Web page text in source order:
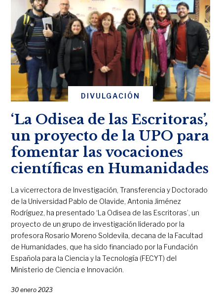
DIVULGACIÓN
‘La Odisea de las Escritoras’,
un proyecto de la UPO para
fomentar las vocaciones
científicas en Humanidades
La vicerrectora de Investigación, Transferencia y Doctorado
de la Universidad Pablo de Olavide, Antonia Jiménez
Rodríguez, ha presentado ‘La Odisea de las Escritoras’, un
proyecto de un grupo de investigación liderado por la
profesora Rosario Moreno Soldevila, decana de la Facultad
de Humanidades, que ha sido financiado por la Fundación
Española para la Ciencia y la Tecnología (FECYT) del
Ministerio de Ciencia e Innovación.
30 enero 2023